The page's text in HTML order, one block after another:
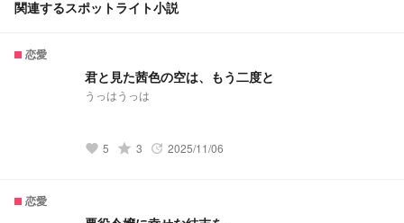
関連するスポットライト小説
恋愛
君と見た茜色の空は、もう二度と
うっはうっは
favorite 5 grade 3 update 2025/11/06
恋愛